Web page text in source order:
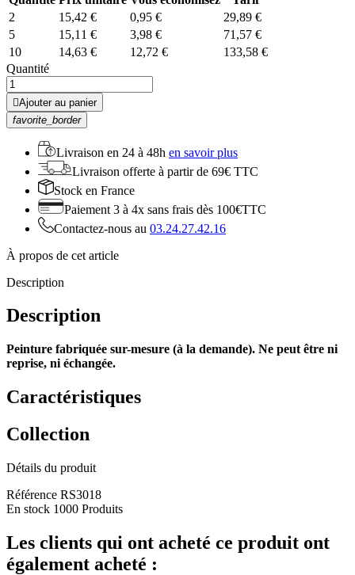
2
15,42 € 0,95 €
29,89 €
5
15,11 € 3,98 €
71,57 €
10
14,63 € 12,72 €
133,58 €
Quantité
Ajouter au panier
favorite_border
Livraison en 24 à 48h en savoir plus
Livraison offerte à partir de 69€ TTC
Stock en France
Paiement 3 à 4x sans frais dès 100€TTC
Contactez-nous au 03.24.27.42.16
À propos de cet article
Description
Description
Peinture fabriquée sur-mesure (à la demande). Ne peut être ni
reprise, ni échangée.
Caractéristiques
Collection
Détails du produit
Référence RS3018
En stock 1000 Produits
Les clients qui ont acheté ce produit ont
également acheté :